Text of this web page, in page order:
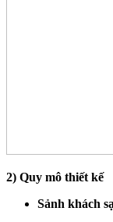
2) Quy mô thiết kế
Sảnh khách